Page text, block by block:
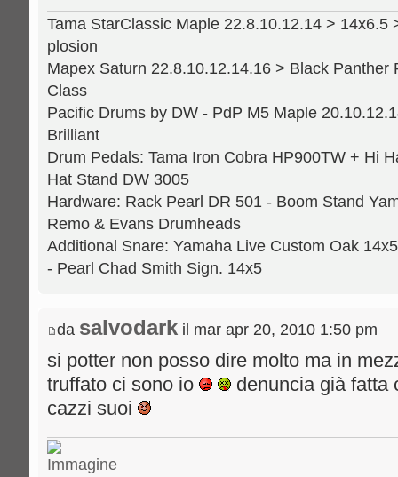
Tama StarClassic Maple 22.8.10.12.14 > 14x6.5
plosion
Mapex Saturn 22.8.10.12.14.16 > Black
Class
Pacific Drums by DW - PdP M5 Maple
Brilliant
Drum Pedals: Tama Iron Cobra HP900TW + Hi
Hat Stand DW 3005
Hardware: Rack Pearl DR 501 - Boom Stand
Remo & Evans Drumheads
Additional Snare: Yamaha Live Custom Oak
- Pearl Chad Smith Sign. 14x5
da salvodark il mar apr 20, 2010 1:50 pm
si potter non posso dire molto ma in
truffato ci sono io
denuncia già fatta
cazzi suoi